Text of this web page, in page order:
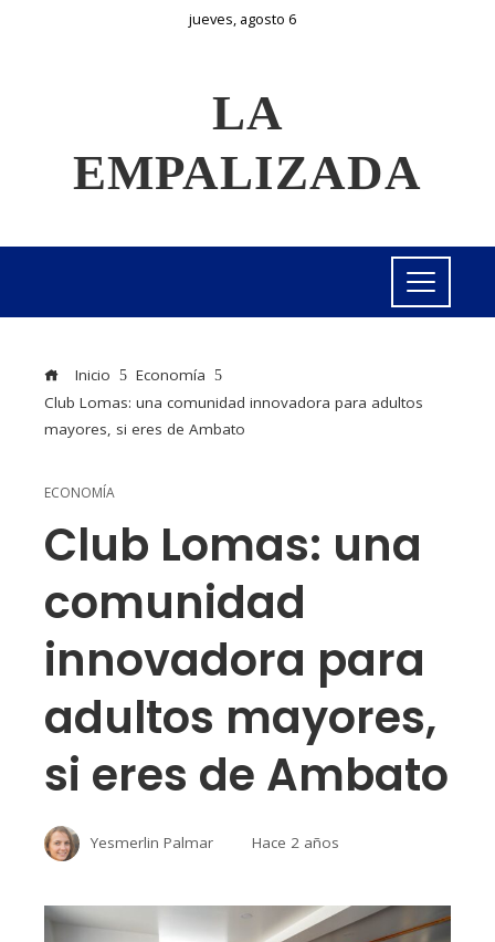
jueves, agosto 6
LA
EMPALIZADA
Inicio
Economía
Club Lomas: una comunidad innovadora para adultos
mayores, si eres de Ambato
ECONOMÍA
Club Lomas: una
comunidad
innovadora para
adultos mayores,
si eres de Ambato
Yesmerlin Palmar Hace 2 años